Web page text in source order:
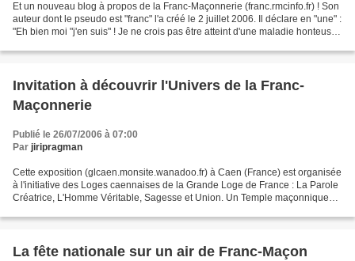
Et un nouveau blog à propos de la Franc-Maçonnerie (franc.rmcinfo.fr) ! Son
auteur dont le pseudo est "franc" l'a créé le 2 juillet 2006. Il déclare en "une" :
"Eh bien moi "j'en suis" ! Je ne crois pas être atteint d'une maladie honteuse,
Invitation à découvrir l'Univers de la Franc-
Maçonnerie
Publié le 26/07/2006 à 07:00
Par jiripragman
Cette exposition (glcaen.monsite.wanadoo.fr) à Caen (France) est organisée
à l'initiative des Loges caennaises de la Grande Loge de France : La Parole
Créatrice, L'Homme Véritable, Sagesse et Union. Un Temple maçonnique
La fête nationale sur un air de Franc-Maçon